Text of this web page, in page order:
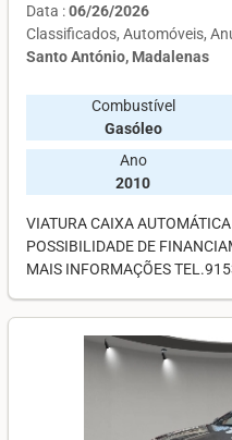
Data :06/26/2026
Classificados Automóveis
Santo António, Madalenas
Combustível
Gasóleo
Ano
2010
VIATURA CAIXA
POSSIBILIDADE DE
MAIS INFORMAÇÕES